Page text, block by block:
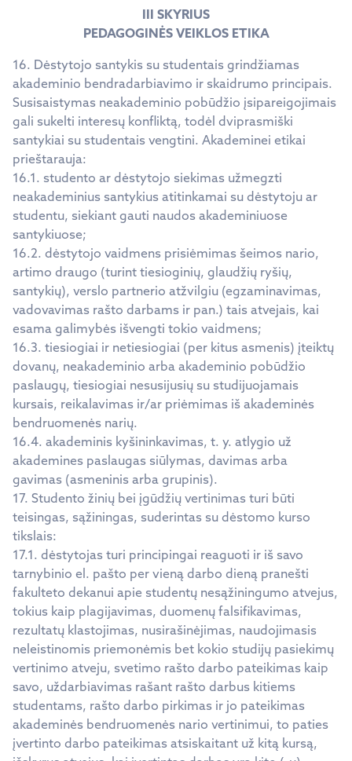
III SKYRIUS
PEDAGOGINĖS VEIKLOS ETIKA
16. Dėstytojo santykis su studentais grindžiamas
akademinio bendradarbiavimo ir skaidrumo principais.
Susisaistymas neakademinio pobūdžio įsipareigojimais
gali sukelti interesų konfliktą, todėl dviprasmiški
santykiai su studentais vengtini. Akademinei etikai
prieštarauja:
16.1. studento ar dėstytojo siekimas užmegzti
neakademinius santykius atitinkamai su dėstytoju ar
studentu, siekiant gauti naudos akademiniuose
santykiuose;
16.2. dėstytojo vaidmens prisiėmimas šeimos nario,
artimo draugo (turint tiesioginių, glaudžių ryšių,
santykių), verslo partnerio atžvilgiu (egzaminavimas,
vadovavimas rašto darbams ir pan.) tais atvejais, kai
esama galimybės išvengti tokio vaidmens;
16.3. tiesiogiai ir netiesiogiai (per kitus asmenis) įteiktų
dovanų, neakademinio arba akademinio pobūdžio
paslaugų, tiesiogiai nesusijusių su studijuojamais
kursais, reikalavimas ir/ar priėmimas iš akademinės
bendruomenės narių.
16.4. akademinis kyšininkavimas, t. y. atlygio už
akademines paslaugas siūlymas, davimas arba
gavimas (asmeninis arba grupinis).
17. Studento žinių bei įgūdžių vertinimas turi būti
teisingas, sąžiningas, suderintas su dėstomo kurso
tikslais:
17.1. dėstytojas turi principingai reaguoti ir iš savo
tarnybinio el. pašto per vieną darbo dieną pranešti
fakulteto dekanui apie studentų nesąžiningumo atvejus,
tokius kaip plagijavimas, duomenų falsifikavimas,
rezultatų klastojimas, nusirašinėjimas, naudojimasis
neleistinomis priemonėmis bet kokio studijų pasiekimų
vertinimo atveju, svetimo rašto darbo pateikimas kaip
savo, uždarbiavimas rašant rašto darbus kitiems
studentams, rašto darbo pirkimas ir jo pateikimas
akademinės bendruomenės nario vertinimui, to paties
įvertinto darbo pateikimas atsiskaitant už kitą kursą,